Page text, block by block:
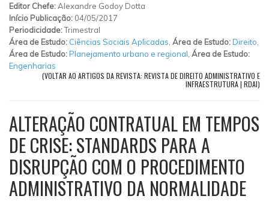
Editor Chefe:Alexandre Godoy Dotta
Início Publicação: 04/05/2017
Periodicidade:Trimestral
Área de Estudo: Ciências Sociais Aplicadas Área de Estudo:Direito
Área de Estudo:Planejamento urbano e regional Área de Estudo:
Engenharias
(VOLTAR AO ARTIGOS DA REVISTA: REVISTA DE DIREITO ADMINISTRATIVO E
INFRAESTRUTURA | RDAI)
ALTERAÇÃO CONTRATUAL EM TEMPOS
DE CRISE: STANDARDS PARA A
DISRUPÇÃO COM O PROCEDIMENTO
ADMINISTRATIVO DA NORMALIDADE